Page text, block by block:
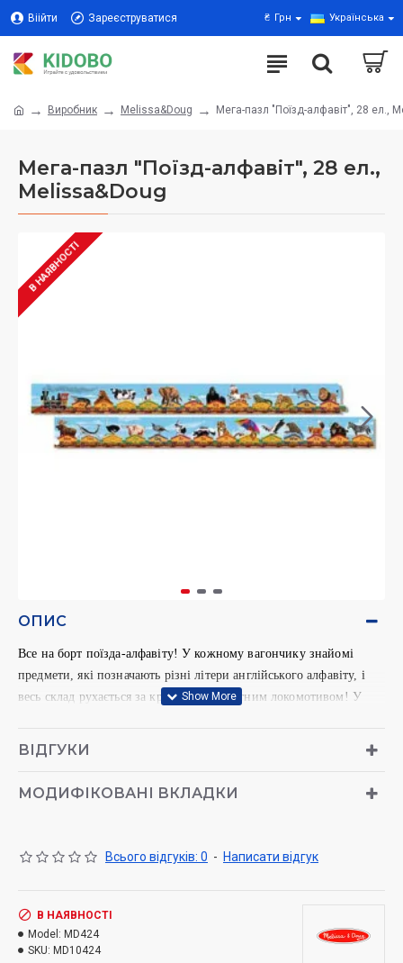
Віійти Зареєструватися ₴ Грн Українська
Виробник Melissa&Doug Мега-пазл "Поїзд-алфавіт", 28 ел.,
Мега-пазл "Поїзд-алфавіт", 28 ел.,
Melissa&Doug
В НАЯВНОСТІ
ОПИС
Все на борт поїзда-алфавіту! У кожному вагончику знайомі
предмети, які позначають різні літери англійського алфавіту, і
весь склад рухається за красивим блакитним локомотивом! У
якомога довше. А в зібраному стані поїзд простягнеться на 3
ВІДГУКИ
МОДИФІКОВАНІ ВКЛАДКИ
Всього відгуків: 0 - Написати відгук
В НАЯВНОСТІ
Model: MD424
SKU: MD10424